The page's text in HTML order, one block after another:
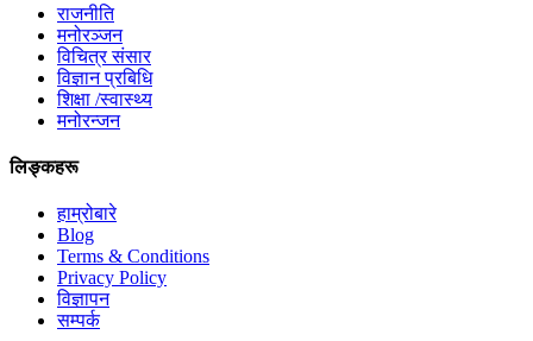
राजनीति
मनोरञ्जन
विचित्र संसार
विज्ञान प्रबिधि
शिक्षा /स्वास्थ्य
मनोरन्जन
लिङ्कहरू
हाम्रोबारे
Blog
Terms & Conditions
Privacy Policy
विज्ञापन
सम्पर्क